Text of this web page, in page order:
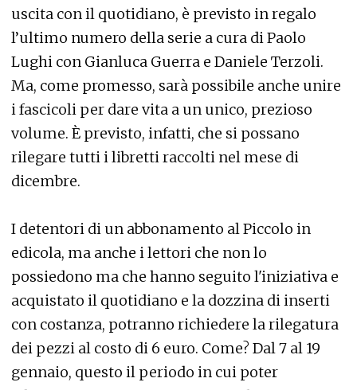
uscita con il quotidiano, è previsto in regalo
l’ultimo numero della serie a cura di Paolo
Lughi con Gianluca Guerra e Daniele Terzoli.
Ma, come promesso, sarà possibile anche unire
i fascicoli per dare vita a un unico, prezioso
volume. È previsto, infatti, che si possano
rilegare tutti i libretti raccolti nel mese di
dicembre.
I detentori di un abbonamento al Piccolo in
edicola, ma anche i lettori che non lo
possiedono ma che hanno seguito l'iniziativa e
acquistato il quotidiano e la dozzina di inserti
con costanza, potranno richiedere la rilegatura
dei pezzi al costo di 6 euro. Come? Dal 7 al 19
gennaio, questo il periodo in cui poter